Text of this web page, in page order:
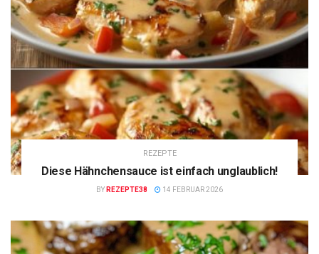
REZEPTE
Diese Hähnchensauce ist einfach unglaublich!
BY REZEPTE38 14 FEBRUAR 2026